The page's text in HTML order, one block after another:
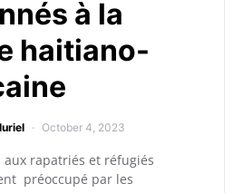
à la
haitiano-
October 4, 2023
aux rapatriés et réfugiés
préoccupé par les